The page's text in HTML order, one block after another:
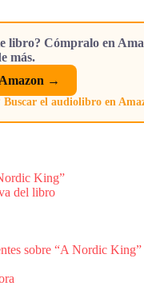
libro? Cómpralo en
más.
→
Buscar el audiolibro en
King”
del libro
sobre “A Nordic King”